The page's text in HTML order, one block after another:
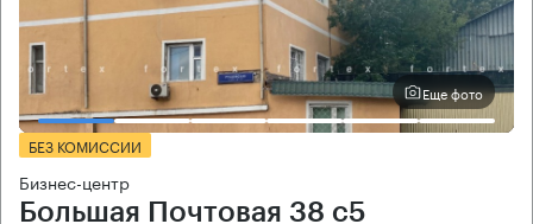
Еще фото
БЕЗ КОМИССИИ
Бизнес-центр
Большая Почтовая 38 с5